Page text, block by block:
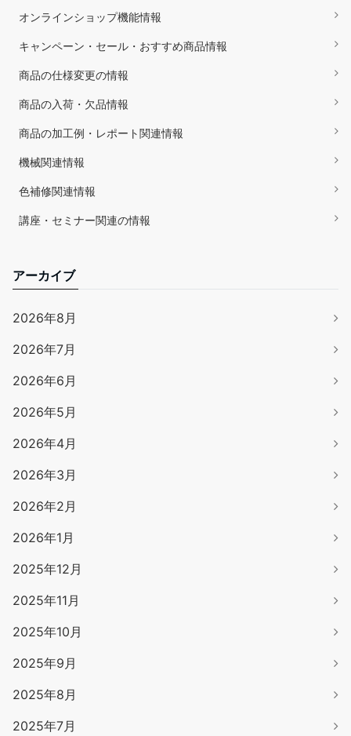
オンラインショップ機能情報
キャンペーン・セール・おすすめ商品情報
商品の仕様変更の情報
商品の入荷・欠品情報
商品の加工例・レポート関連情報
機械関連情報
色補修関連情報
講座・セミナー関連の情報
アーカイブ
2026年8月
2026年7月
2026年6月
2026年5月
2026年4月
2026年3月
2026年2月
2026年1月
2025年12月
2025年11月
2025年10月
2025年9月
2025年8月
2025年7月